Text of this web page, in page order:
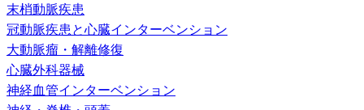
末梢動脈疾患
冠動脈疾患と心臓インターベンション
大動脈瘤・解離修復
心臓外科器械
神経血管インターベンション